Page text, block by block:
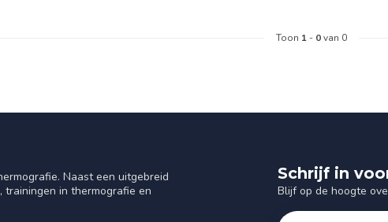
Toon 1 - 0van 0
Naast een uitgebreid
trainingen in thermografie en
Schrijf in
Blijf op de hoogte